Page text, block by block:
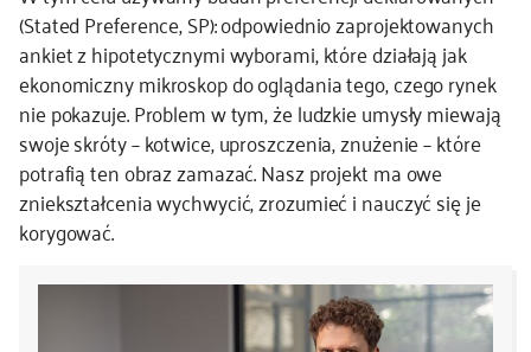
(Stated Preference, SP): odpowiednio zaprojektowanych
ankiet z hipotetycznymi wyborami, które działają jak
ekonomiczny mikroskop do oglądania tego, czego rynek
nie pokazuje. Problem w tym, że ludzkie umysły miewają
swoje skróty – kotwice, uproszczenia, znużenie – które
potrafią ten obraz zamazać. Nasz projekt ma owe
zniekształcenia wychwycić, zrozumieć i nauczyć się je
korygować.